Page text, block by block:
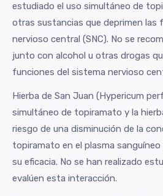
estudiado el uso simultáneo de
otras sustancias que deprimen las
nervioso central (SNC). No se
junto con alcohol u otras drogas
funciones del sistema nervioso
Hierba de San Juan (Hypericum
simultáneo de topiramato y la
riesgo de una disminución de la
topiramato en el plasma
su eficacia. No se han realizado
evalúen esta interacción.